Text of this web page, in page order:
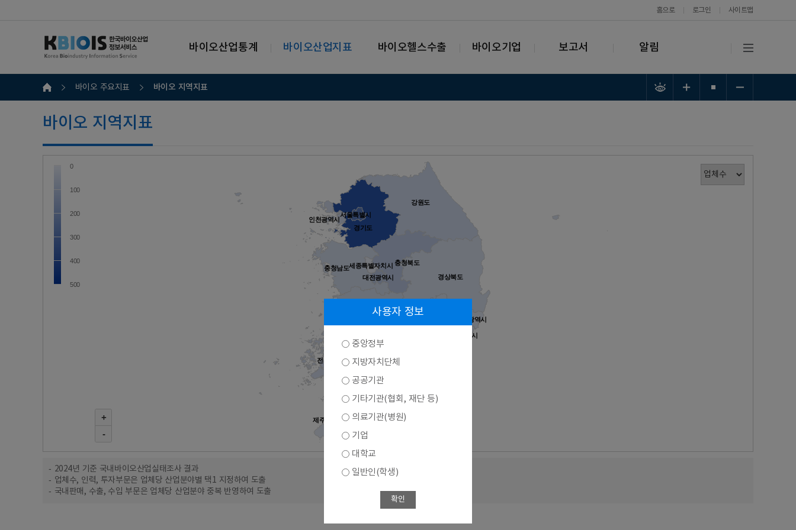
홈으로 로그인 사이트맵
바이오산업통계 바이오산업지표 바이오헬스수출 바이오기업 보고서 알림
바이오 주요지표 바이오 지역지표
바이오 지역지표
+
-
서울특별시
부산광역시
인천광역시
광주광역시
대전광역시
울산광역시
세종특별자치시
경기도
강원도
충청북도
충청남도
전라남도
경상북도
제주특별자치도
0
100
200
300
400
500
2024년 기준 국내바이오산업실태조사 결과
업체수, 인력, 투자부문은 업체당 산업분야별 택1 지정하여 도출
국내판매, 수출, 수입 부문은 업체당 산업분야 중복 반영하여 도출
사용자 정보
중앙정부
지방자치단체
공공기관
기타기관(협회, 재단 등)
의료기관(병원)
기업
대학교
일반인(학생)
확인